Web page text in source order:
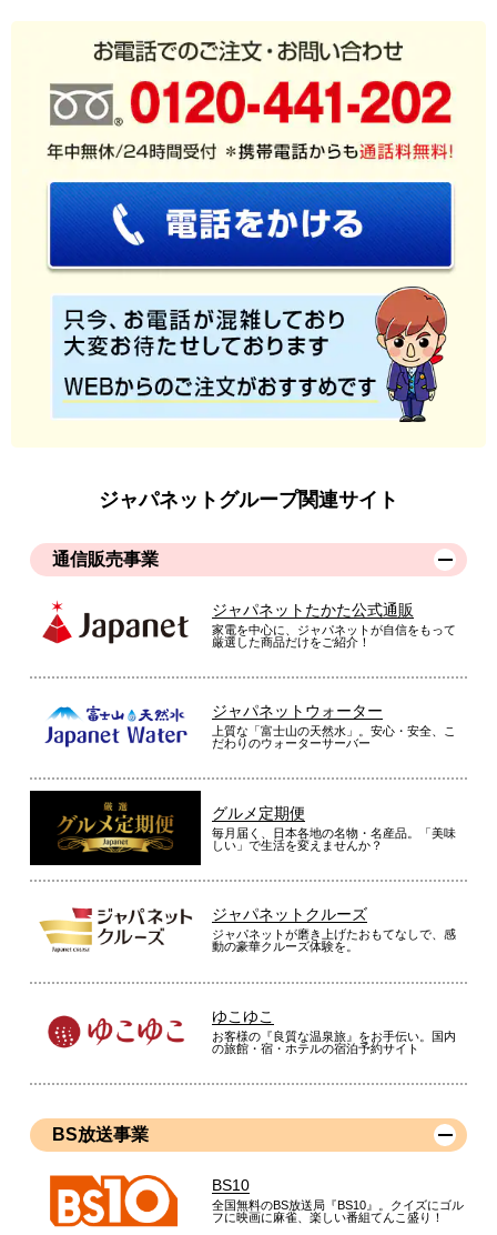
ジャパネットグループ関連サイト
通信販売事業
ジャパネットたかた公式通販
家電を中心に、ジャパネットが自信をもって
厳選した商品だけをご紹介！
ジャパネットウォーター
上質な「富士山の天然水」。安心・安全、こ
だわりのウォーターサーバー
グルメ定期便
毎月届く、日本各地の名物・名産品。「美味
しい」で生活を変えませんか？
ジャパネットクルーズ
ジャパネットが磨き上げたおもてなしで、感
動の豪華クルーズ体験を。
ゆこゆこ
お客様の『良質な温泉旅』をお手伝い。国内
の旅館・宿・ホテルの宿泊予約サイト
BS放送事業
BS10
全国無料のBS放送局『BS10』。クイズにゴル
フに映画に麻雀、楽しい番組てんこ盛り！